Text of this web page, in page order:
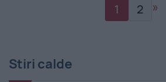
1 2 »
Stiri calde